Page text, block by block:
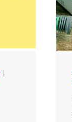
|